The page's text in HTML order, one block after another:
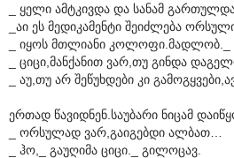
_ ყელი ამტკივდა და სანამ
_აი ეს მედიკამენტი შეიძლება
_ იყოს მთლიანი კოლოფი.მადლობ._
_ ციცი,მანქანით ვარ,თუ გინდა
_ აუ,თუ არ შეწუხდები კი
ერთად წავიდნენ.საუბარი ნიცამ
_ ორსულად ვარ,გაიგებდი ალბათ…
_ ჰო,_ გაუღიმა ციცი._ გილოცავ.